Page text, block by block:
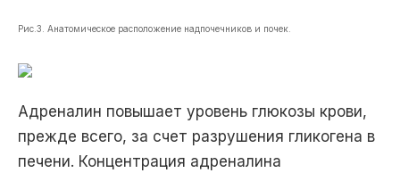
Рис.3. Анатомическое расположение надпочечников и почек.
Адреналин повышает уровень глюкозы крови,
прежде всего, за счет разрушения гликогена в
печени. Концентрация адреналина